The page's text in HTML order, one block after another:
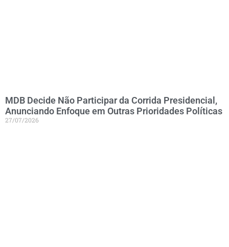
MDB Decide Não Participar da Corrida Presidencial,
Anunciando Enfoque em Outras Prioridades Políticas
27/07/2026